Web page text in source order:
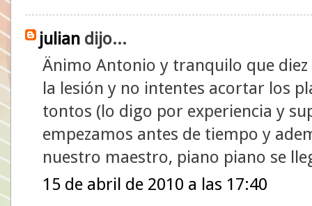
julian dijo...
Änimo Antonio y tranquilo que
la lesión y no intentes acortar los
tontos (lo digo por experiencia y
empezamos antes de tiempo y
nuestro maestro, piano piano se
15 de abril de 2010 a las 17:40